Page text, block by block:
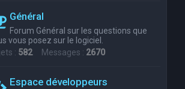
Général
Forum Général sur les questions que
vous posez sur le logiciel.
: 582Messages : 2670
Espace développeurs